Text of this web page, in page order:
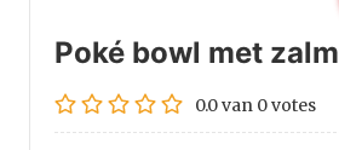
Poké bowl met zalm
0.0van 0votes